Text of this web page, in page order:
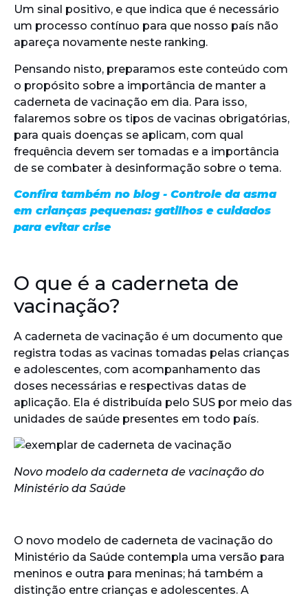
Um sinal positivo, e que indica que é necessário
um processo contínuo para que nosso país não
apareça novamente neste ranking.
Pensando nisto, preparamos este conteúdo com
o propósito sobre a importância de manter a
caderneta de vacinação em dia. Para isso,
falaremos sobre os tipos de vacinas obrigatórias,
para quais doenças se aplicam, com qual
frequência devem ser tomadas e a importância
de se combater à desinformação sobre o tema.
Confira também no blog - Controle da asma
em crianças pequenas: gatilhos e cuidados
para evitar crise
O que é a caderneta de
vacinação?
A caderneta de vacinação é um documento que
registra todas as vacinas tomadas pelas crianças
e adolescentes, com acompanhamento das
doses necessárias e respectivas datas de
aplicação. Ela é distribuída pelo SUS por meio das
unidades de saúde presentes em todo país.
Novo modelo da caderneta de vacinação do
Ministério da Saúde
O novo modelo de caderneta de vacinação do
Ministério da Saúde contempla uma versão para
meninos e outra para meninas; há também a
distinção entre crianças e adolescentes. A